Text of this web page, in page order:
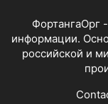
ФортангаОрг
информации.
российской и